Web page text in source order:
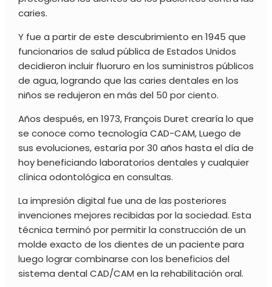
caries.
Y fue a partir de este descubrimiento en 1945 que
funcionarios de salud pública de Estados Unidos
decidieron incluir fluoruro en los suministros públicos
de agua, logrando que las caries dentales en los
niños se redujeron en más del 50 por ciento.
Años después, en 1973, François Duret crearía lo que
se conoce como tecnología CAD-CAM, Luego de
sus evoluciones, estaría por 30 años hasta el día de
hoy beneficiando laboratorios dentales y cualquier
clínica odontológica en consultas.
La impresión digital fue una de las posteriores
invenciones mejores recibidas por la sociedad. Esta
técnica terminó por permitir la construcción de un
molde exacto de los dientes de un paciente para
luego lograr combinarse con los beneficios del
sistema dental CAD/CAM en la rehabilitación oral.